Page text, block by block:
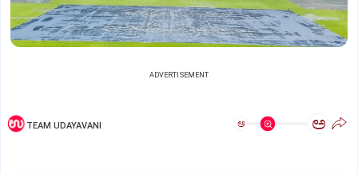
ADVERTISEMENT
TEAM UDAYAVANI ಅ ಅ